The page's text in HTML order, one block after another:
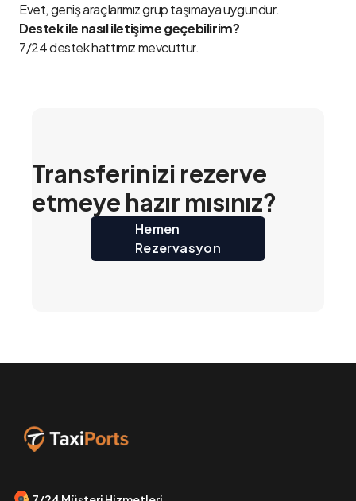
Evet, geniş araçlarımız grup taşımaya uygundur.
Destek ile nasıl iletişime geçebilirim?
7/24 destek hattımız mevcuttur.
Transferinizi rezerve
etmeye hazır mısınız?
Hemen
Rezervasyon